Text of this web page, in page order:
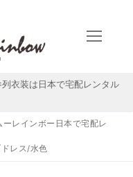
衣装は日本で宅配レンタル
レインボー日本で宅配レ
レス/水色